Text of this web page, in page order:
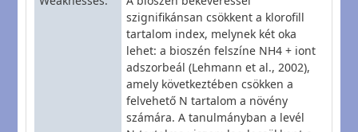
szignifikánsan csökkent a klorofill
tartalom index, melynek két oka
lehet: a bioszén felszíne NH4 + iont
adszorbeál (Lehmann et al., 2002),
amely következtében csökken a
felvehető N tartalom a növény
számára. A tanulmányban a levél